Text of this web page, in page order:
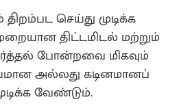
செய்து முடிக்க
திட்டமிடல் மற்றும்
போன்றவை மிகவும்
அல்லது கடினமானப்
வேண்டும்.